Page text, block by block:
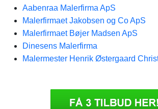
Aabenraa Malerfirma ApS
Malerfirmaet Jakobsen og Co ApS
Malerfirmaet Bøjer Madsen ApS
Dinesens Malerfirma
Malermester Henrik Østergaard